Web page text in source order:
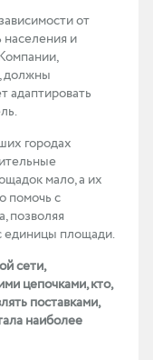
от
населения и
должны
адаптировать
городах
мало, а их
помочь с
позволяя
единицы площади.
сети,
цепочками, кто,
поставками,
наиболее